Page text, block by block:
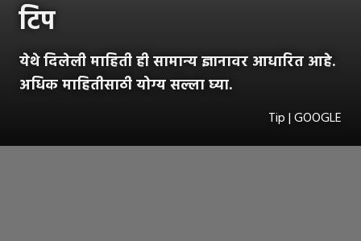
टिप
येथे दिलेली माहिती ही सामान्य ज्ञानावर आधारित आहे.
अधिक माहितीसाठी योग्य सल्ला घ्या.
Tip | GOOGLE